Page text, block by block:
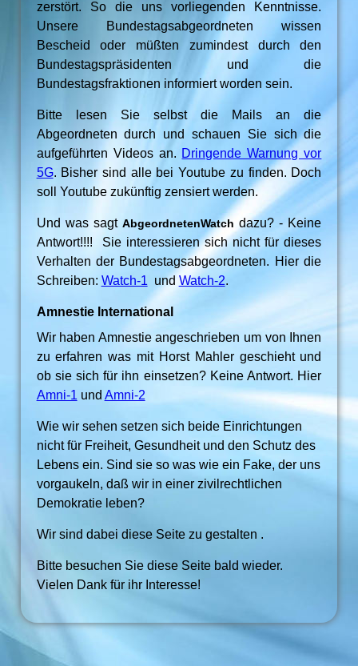
zerstört. So die uns vorliegenden Kenntnisse.
Unsere Bundestagsabgeordneten wissen
Bescheid oder müßten zumindest durch den
Bundestagspräsidenten und die
Bundestagsfraktionen informiert worden sein.
Bitte lesen Sie selbst die Mails an die
Abgeordneten durch und schauen Sie sich die
aufgeführten Videos an. Dringende Warnung vor
5G. Bisher sind alle bei Youtube zu finden. Doch
soll Youtube zukünftig zensiert werden.
Und was sagt AbgeordnetenWatch dazu? - Keine
Antwort!!!! Sie interessieren sich nicht für dieses
Verhalten der Bundestagsabgeordneten. Hier die
Schreiben: Watch-1 und Watch-2.
Amnestie International
Wir haben Amnestie angeschrieben um von Ihnen
zu erfahren was mit Horst Mahler geschieht und
ob sie sich für ihn einsetzen? Keine Antwort. Hier
Amni-1 und Amni-2
Wie wir sehen setzen sich beide Einrichtungen
nicht für Freiheit, Gesundheit und den Schutz des
Lebens ein. Sind sie so was wie ein Fake, der uns
vorgaukeln, daß wir in einer zivilrechtlichen
Demokratie leben?
Wir sind dabei diese Seite zu gestalten .
Bitte besuchen Sie diese Seite bald wieder.
Vielen Dank für ihr Interesse!